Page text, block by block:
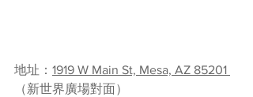
地址： 1919 W Main St, Mesa, AZ 85201
（新世界廣場對面）